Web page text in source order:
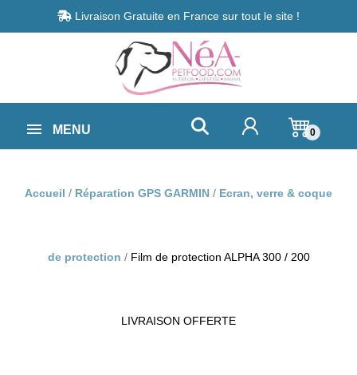
Livraison Gratuite en France sur tout le site !
0
MENU
Accueil Réparation GPS GARMIN Ecran, verre & coque
de protection Film de protection ALPHA 300 / 200
LIVRAISON OFFERTE